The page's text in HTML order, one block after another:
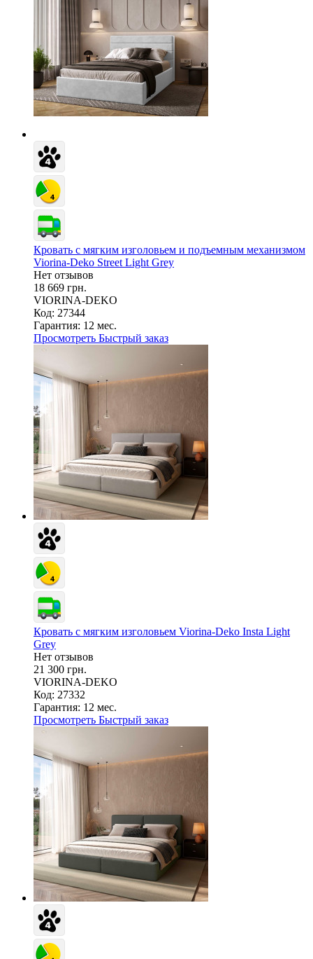
Кровать с мягким изголовьем и подъемным механизмом
Viorina-Deko Street Light Grey
Нет отзывов
18 669 грн.
VIORINA-DEKO
Код: 27344
Гарантия: 12 мес.
Просмотреть Быстрый заказ
Кровать с мягким изголовьем Viorina-Deko Insta Light
Grey
Нет отзывов
21 300 грн.
VIORINA-DEKO
Код: 27332
Гарантия: 12 мес.
Просмотреть Быстрый заказ